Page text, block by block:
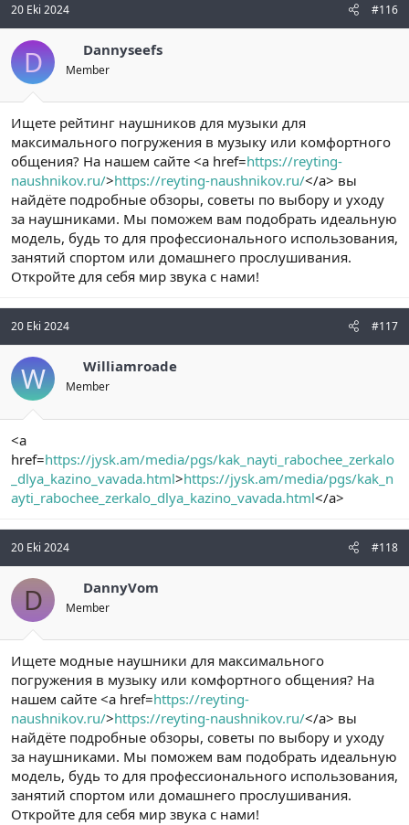
20 Eki 2024 #116
D Dannyseefs
Member
Ищете рейтинг наушников для музыки для
максимального погружения в музыку или комфортного
общения? На нашем сайте <a href=https://reyting-
naushnikov.ru/>https://reyting-naushnikov.ru/</a> вы
найдёте подробные обзоры, советы по выбору и уходу
за наушниками. Мы поможем вам подобрать идеальную
модель, будь то для профессионального использования,
занятий спортом или домашнего прослушивания.
Откройте для себя мир звука с нами!
20 Eki 2024 #117
W Williamroade
Member
<a
href=https://jysk.am/media/pgs/kak_nayti_rabochee_zerkalo
_dlya_kazino_vavada.html>https://jysk.am/media/pgs/kak_n
ayti_rabochee_zerkalo_dlya_kazino_vavada.html</a>
20 Eki 2024 #118
D DannyVom
Member
Ищете модные наушники для максимального
погружения в музыку или комфортного общения? На
нашем сайте <a href=https://reyting-
naushnikov.ru/>https://reyting-naushnikov.ru/</a> вы
найдёте подробные обзоры, советы по выбору и уходу
за наушниками. Мы поможем вам подобрать идеальную
модель, будь то для профессионального использования,
занятий спортом или домашнего прослушивания.
Откройте для себя мир звука с нами!